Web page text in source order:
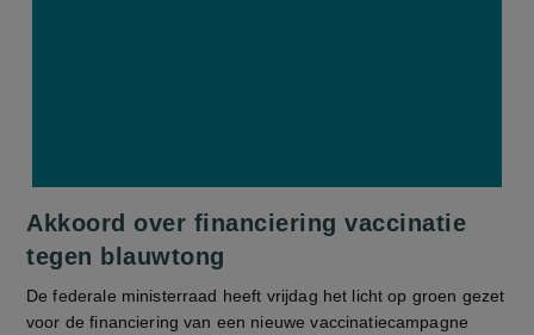
Akkoord over financiering vaccinatie
tegen blauwtong
De federale ministerraad heeft vrijdag het licht op groen gezet
voor de financiering van een nieuwe vaccinatiecampagne